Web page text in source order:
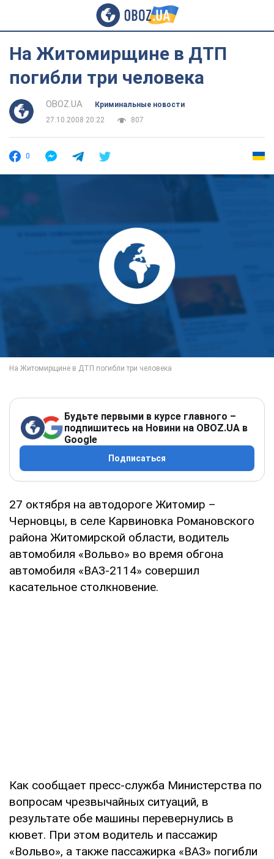
На Житомирщине в ДТП
погибли три человека
OBOZ.UA
Криминальные новости
27.10.2008 20:22
807
0
Будьте первыми в курсе главного –
подпишитесь на Новини на OBOZ.UA в
Google
Подписаться
27 октября на автодороге Житомир –
Черновцы, в селе Карвиновка Романовского
района Житомирской области, водитель
автомобиля «Вольво» во время обгона
автомобиля «ВАЗ-2114» совершил
касательное столкновение.
Как сообщает пресс-служба Министерства по
вопросам чрезвычайных ситуаций, в
результате обе машины перевернулись в
кювет. При этом водитель и пассажир
«Вольво», а также пассажирка «ВАЗ» погибли